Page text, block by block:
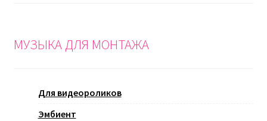
МУЗЫКА ДЛЯ МОНТАЖА
Для видеороликов
Эмбиент